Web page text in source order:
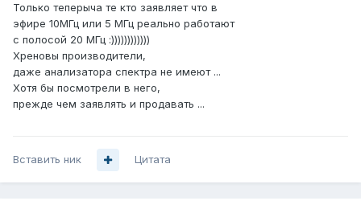
Только теперыча те кто заявляет что в
эфире 10МГц или 5 МГц реально работают
с полосой 20 МГц :))))))))))))
Хреновы производители,
даже анализатора спектра не имеют ...
Хотя бы посмотрели в него,
прежде чем заявлять и продавать ...
Вставить ник Цитата